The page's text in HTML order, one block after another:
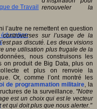
de Travail
renouveler la
l’autre ne remettent en question
sur l’usage de la
pas discuté. Les deux visions
une utilisation plus frugale de la
nous construisons les
on produit de Big Data, plus on
et plus on renvoie la
Or, comme l’ont montré les
de programmation militaire, la
de la surveillance. "Notre
est un choix qui est le vecteur
et qui doit plus que nous alerter."